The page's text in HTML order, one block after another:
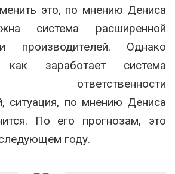
это, по мнению Дениса
система расширенной
производителей. Однако
заработает система
ответственности
ситуация, по мнению Дениса
По его прогнозам, это
году.